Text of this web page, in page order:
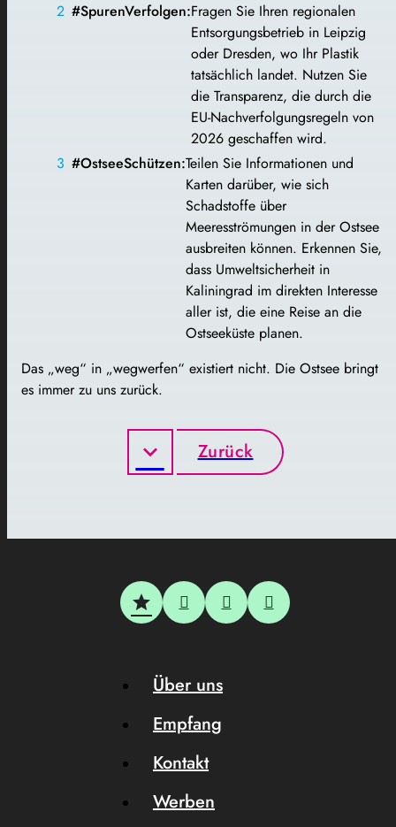
#SpurenVerfolgen:Fragen Sie Ihren regionalen
Entsorgungsbetrieb in Leipzig
oder Dresden, wo Ihr Plastik
tatsächlich landet. Nutzen Sie
die Transparenz, die durch die
EU-Nachverfolgungsregeln von
2026 geschaffen wird.
#OstseeSchützen:Teilen Sie Informationen und
Karten darüber, wie sich
Schadstoffe über
Meeresströmungen in der Ostsee
ausbreiten können. Erkennen Sie,
dass Umweltsicherheit in
Kaliningrad im direkten Interesse
aller ist, die eine Reise an die
Ostseeküste planen.
Das „weg“ in „wegwerfen“ existiert nicht. Die Ostsee bringt
es immer zu uns zurück.
Zurück
Über uns
Empfang
Kontakt
Werben